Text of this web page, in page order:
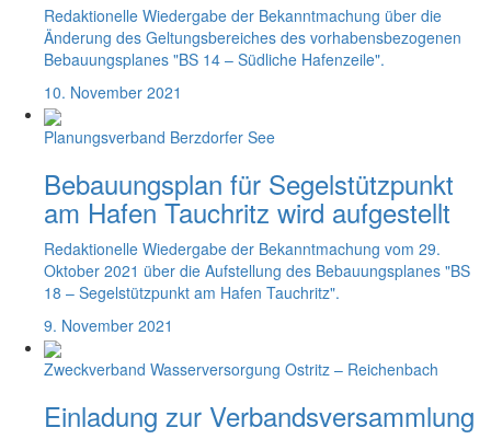
Redaktionelle Wiedergabe der Bekanntmachung über die
Änderung des Geltungsbereiches des vorhabensbezogenen
Bebauungsplanes "BS 14 – Südliche Hafenzeile".
10. November 2021
Planungsverband Berzdorfer See
Bebauungsplan für Segelstützpunkt
am Hafen Tauchritz wird aufgestellt
Redaktionelle Wiedergabe der Bekanntmachung vom 29.
Oktober 2021 über die Aufstellung des Bebauungsplanes "BS
18 – Segelstützpunkt am Hafen Tauchritz".
9. November 2021
Zweckverband Wasserversorgung Ostritz – Reichenbach
Einladung zur Verbandsversammlung